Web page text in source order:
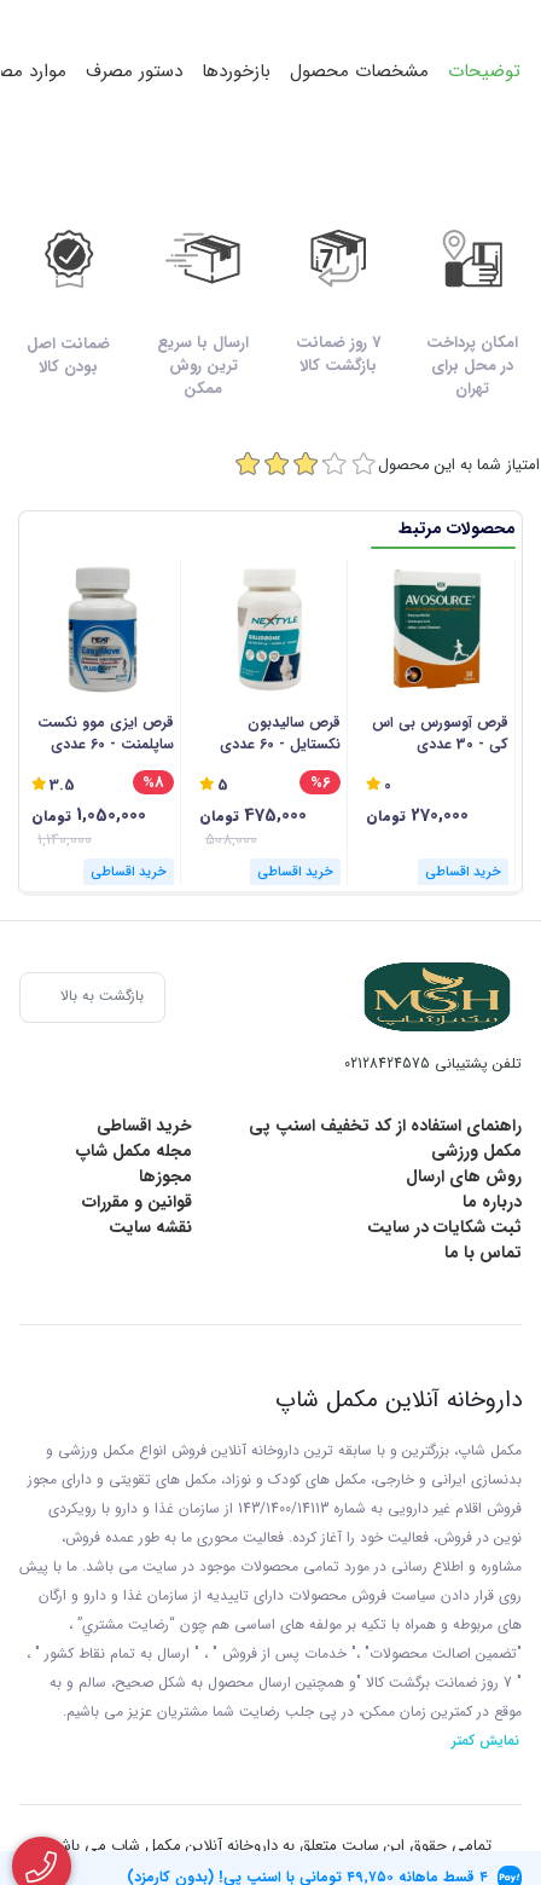
۴۹٬۷۵۰ تومانی با اسنپ پی! (بدون کارمزد)
توضیحات مشخصات محصول بازخوردها دستور مصرف موارد
امکان پرداخت
در محل برای
تهران
7 روز ضمانت
بازگشت کالا
ارسال با سریع
ترین روش
ممکن
ضمانت اصل
بودن کالا
امتیاز شما به این محصول
محصولات مرتبط
قرص آوسورس بی اس
کی - 30 عددی
0
270,000 تومان
خرید اقساطی
قرص سالیدبون
نکستایل - 60 عددی
5 %6
475,000 تومان
508,000
خرید اقساطی
قرص ایزی موو نکست
ساپلمنت - 60 عددی
3.5 %8
1,050,000 تومان
1,140,000
خرید اقساطی
بازگشت به بالا
تلفن پشتیبانی 02128424575
راهنمای استفاده از کد تخفیف اسنپ پی
خرید اقساطی
مکمل ورزشی
مجله مکمل شاپ
روش های ارسال
مجوزها
درباره ما
قوانین و مقررات
ثبت شکایات در سایت
نقشه سایت
تماس با ما
داروخانه آنلاین مکمل شاپ
مکمل شاپ، بزرگترین و با سابقه ترین داروخانه آنلاین فروش انواع مکمل ورزشی و
بدنسازی ایرانی و خارجی، مکمل های کودک و نوزاد، مکمل های تقویتی و دارای مجوز
فروش اقلام غیر دارویی به شماره 143/1400/14113 از
سازمان غذا و دارو با رويکردی
نوين در فروش، فعاليت خود را آغاز کرده. فعاليت محوری ما به طور عمده فروش،
مشاوره و اطلاع رسانی در مورد تمامی محصولات موجود در سایت می باشد. ما با پيش
روی قرار دادن سياست فروش محصولات دارای تاييديه از سازمان غذا و دارو و ارگان
های مربوطه و همراه با تکيه بر مولفه های اساسی هم چون “رضايت مشتري” ،
"تضمين اصالت محصولات" ،" خدمات پس از فروش " ، " ارسال به تمام نقاط کشور " ،
" 7 روز ضمانت برگشت کالا "و همچنين ارسال محصول به شکل صحيح، سالم و به
موقع در کمترين زمان ممکن، در پی جلب رضايت شما مشتريان عزیز می باشيم.
نمایش کمتر
تمامی حقوق این سایت متعلق به داروخانه آنلاین مکمل شاپ می باشد